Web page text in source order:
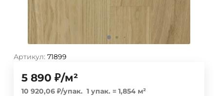
Артикул: 71899
5 890 ₽/м²
10 920,06 ₽/упак. 1 упак. = 1,854 м²